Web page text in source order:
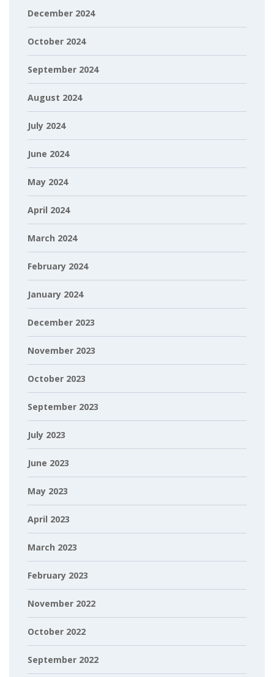
December 2024
October 2024
September 2024
August 2024
July 2024
June 2024
May 2024
April 2024
March 2024
February 2024
January 2024
December 2023
November 2023
October 2023
September 2023
July 2023
June 2023
May 2023
April 2023
March 2023
February 2023
November 2022
October 2022
September 2022